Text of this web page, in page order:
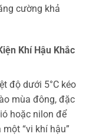
cường khả
Khí Hậu Khắc
độ dưới 5°C kéo
mùa đông, đặc
hoặc nilon để
“vi khí hậu”